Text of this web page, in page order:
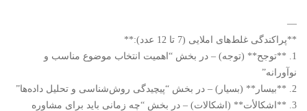
—
**پراکندگی غلط‌های املایی (7 تا 12 عدد):**
1. **توجح** (توجه) – در بخش “اهمیت انتخاب موضوع مناسب و
نوآورانه”
2. **بیسار** (بسیار) – در بخش “پیچیدگی روش‌شناسی و تحلیل داده‌ها”
3. **اشکالأت** (اشکالات) – در بخش “چه زمانی باید برای مشاوره